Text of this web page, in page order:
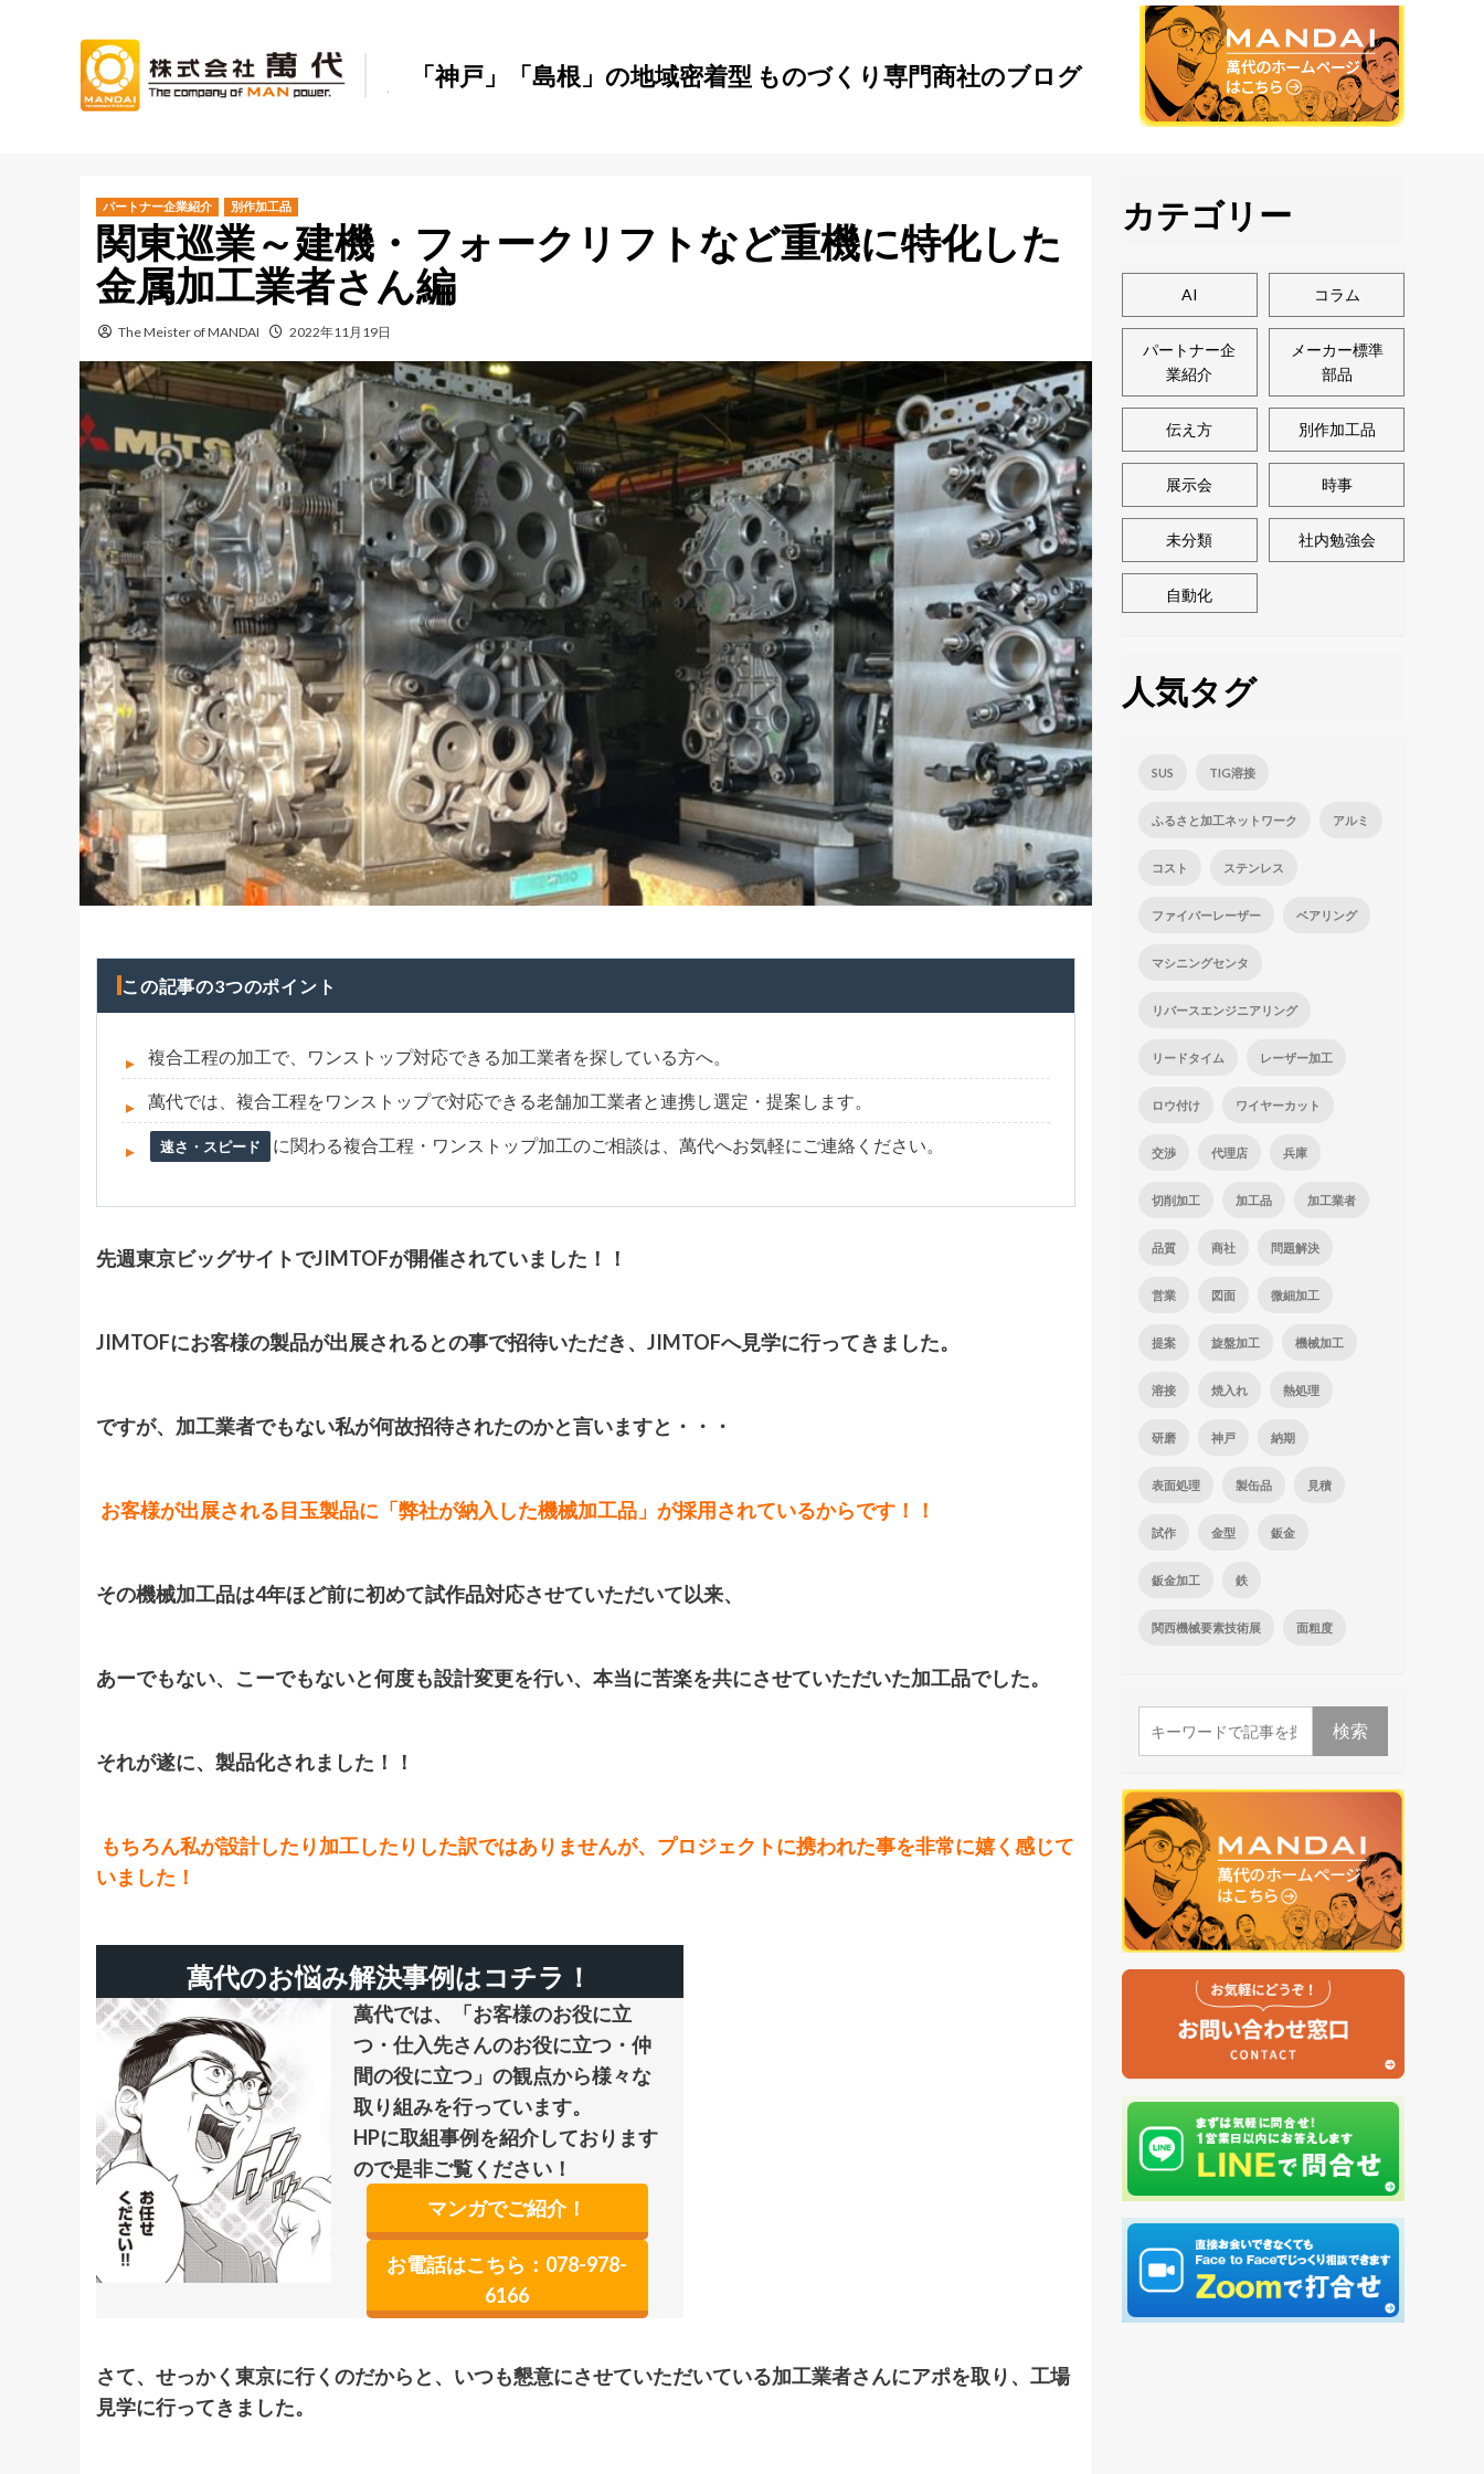
「神戸」「島根」の地域密着型 ものづくり専門商社のブログ
パートナー企業紹介 別作加工品
関東巡業～建機・フォークリフトなど重機に特化した
金属加工業者さん編
The Meister of MANDAI 2022年11月19日
この記事の3つのポイント
複合工程の加工で、ワンストップ対応できる加工業者を探している方へ。
萬代では、複合工程をワンストップで対応できる老舗加工業者と連携し選定・提案します。
速さ・スピード に関わる複合工程・ワンストップ加工のご相談は、萬代へお気軽にご連絡ください。
先週東京ビッグサイトでJIMTOFが開催されていました！！
JIMTOFにお客様の製品が出展されるとの事で招待いただき、JIMTOFへ見学に行ってきました。
ですが、加工業者でもない私が何故招待されたのかと言いますと・・・
お客様が出展される目玉製品に「弊社が納入した機械加工品」が採用されているからです！！
その機械加工品は4年ほど前に初めて試作品対応させていただいて以来、
あーでもない、こーでもないと何度も設計変更を行い、本当に苦楽を共にさせていただいた加工品でした。
それが遂に、製品化されました！！
もちろん私が設計したり加工したりした訳ではありませんが、プロジェクトに携われた事を非常に嬉く感じて
いました！
萬代のお悩み解決事例はコチラ！
萬代では、「お客様のお役に立
つ・仕入先さんのお役に立つ・仲
間の役に立つ」の観点から様々な
取り組みを行っています。
HPに取組事例を紹介しております
ので是非ご覧ください！
マンガでご紹介！
お電話はこちら：078-978-
6166
さて、せっかく東京に行くのだからと、いつも懇意にさせていただいている加工業者さんにアポを取り、工場
見学に行ってきました。
カテゴリー
AI コラム
パートナー企
業紹介
メーカー標準
部品
伝え方 別作加工品
展示会 時事
未分類 社内勉強会
自動化
人気タグ
SUS TIG溶接
ふるさと加工ネットワーク アルミ
コスト ステンレス
ファイバーレーザー ベアリング
マシニングセンタ
リバースエンジニアリング
リードタイム レーザー加工
ロウ付け ワイヤーカット
交渉 代理店 兵庫
切削加工 加工品 加工業者
品質 商社 問題解決
営業 図面 微細加工
提案 旋盤加工 機械加工
溶接 焼入れ 熱処理
研磨 神戸 納期
表面処理 製缶品 見積
試作 金型 鈑金
鈑金加工 鉄
関西機械要素技術展 面粗度
検索